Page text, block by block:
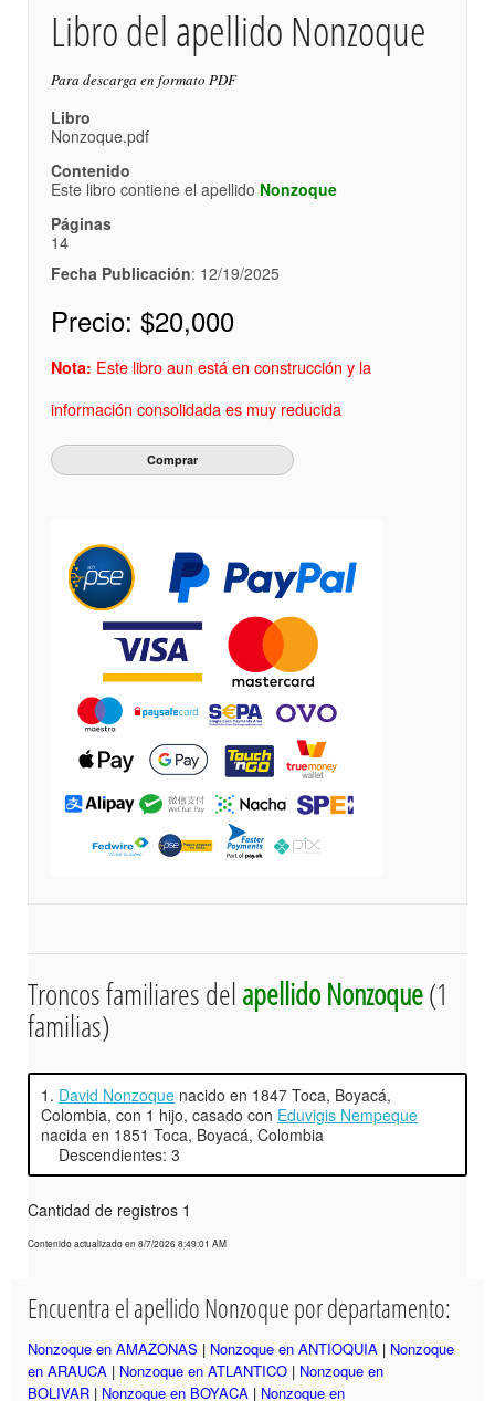
Libro del apellido Nonzoque
Para descarga en formato PDF
Libro
Nonzoque.pdf
Contenido
Este libro contiene el apellido Nonzoque
Páginas
14
Fecha Publicación: 12/19/2025
Precio: $20,000
Nota: Este libro aun está en construcción y la
información consolidada es muy reducida
Troncos familiares delapellido Nonzoque(1
familias)
1. David Nonzoque nacido en 1847 Toca, Boyacá,
Colombia, con 1 hijo, casado con Eduvigis Nempeque
nacida en 1851 Toca, Boyacá, Colombia
Descendientes: 3
Cantidad de registros 1
Contenido actualizado en 8/7/2026 8:49:01 AM
Encuentra el apellido Nonzoque por departamento:
Nonzoque en AMAZONAS | Nonzoque en ANTIOQUIA | Nonzoque
en ARAUCA | Nonzoque en ATLANTICO | Nonzoque en
BOLIVAR | Nonzoque en BOYACA | Nonzoque en